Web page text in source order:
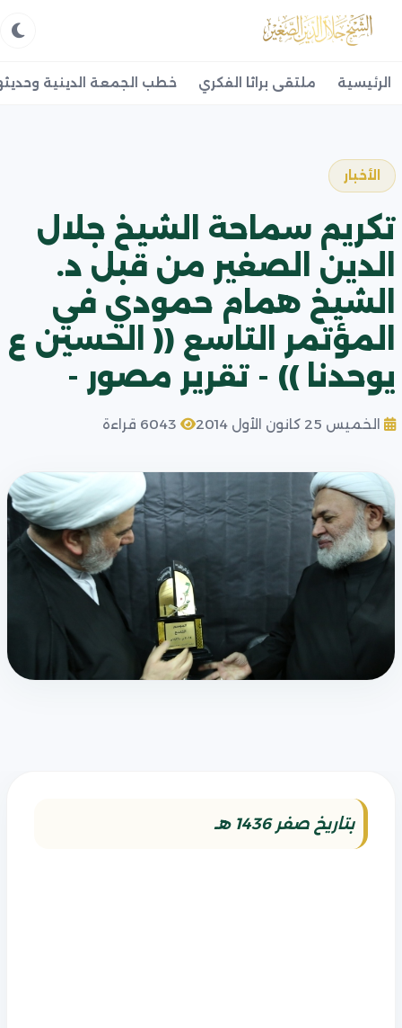
الرئيسية ملتقى براثا الفكري خطب الجمعة الدينية
الأخبار
تكريم سماحة الشيخ جلال
الدين الصغير من قبل د.
الشيخ همام حمودي في
المؤتمر التاسع (( الحسين ع
يوحدنا )) - تقرير مصور -
الخميس 25 كانون الأول 2014
بتاريخ صفر 1436 هـ